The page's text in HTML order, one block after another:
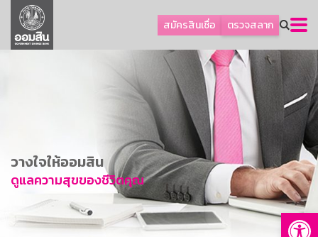
สมัครสินเชื่อ ตรวจสลาก
ลูกค้าธุรกิจ
ลูกค้าผู้ประกอบรายย่อย
การพัฒนาที่ยั่งยืน
ข่าวสาร
บริการทางการเงิน
อื่นๆ
วางใจให้ออมสิน
ดูแลความสุขของชีวิตคุณ